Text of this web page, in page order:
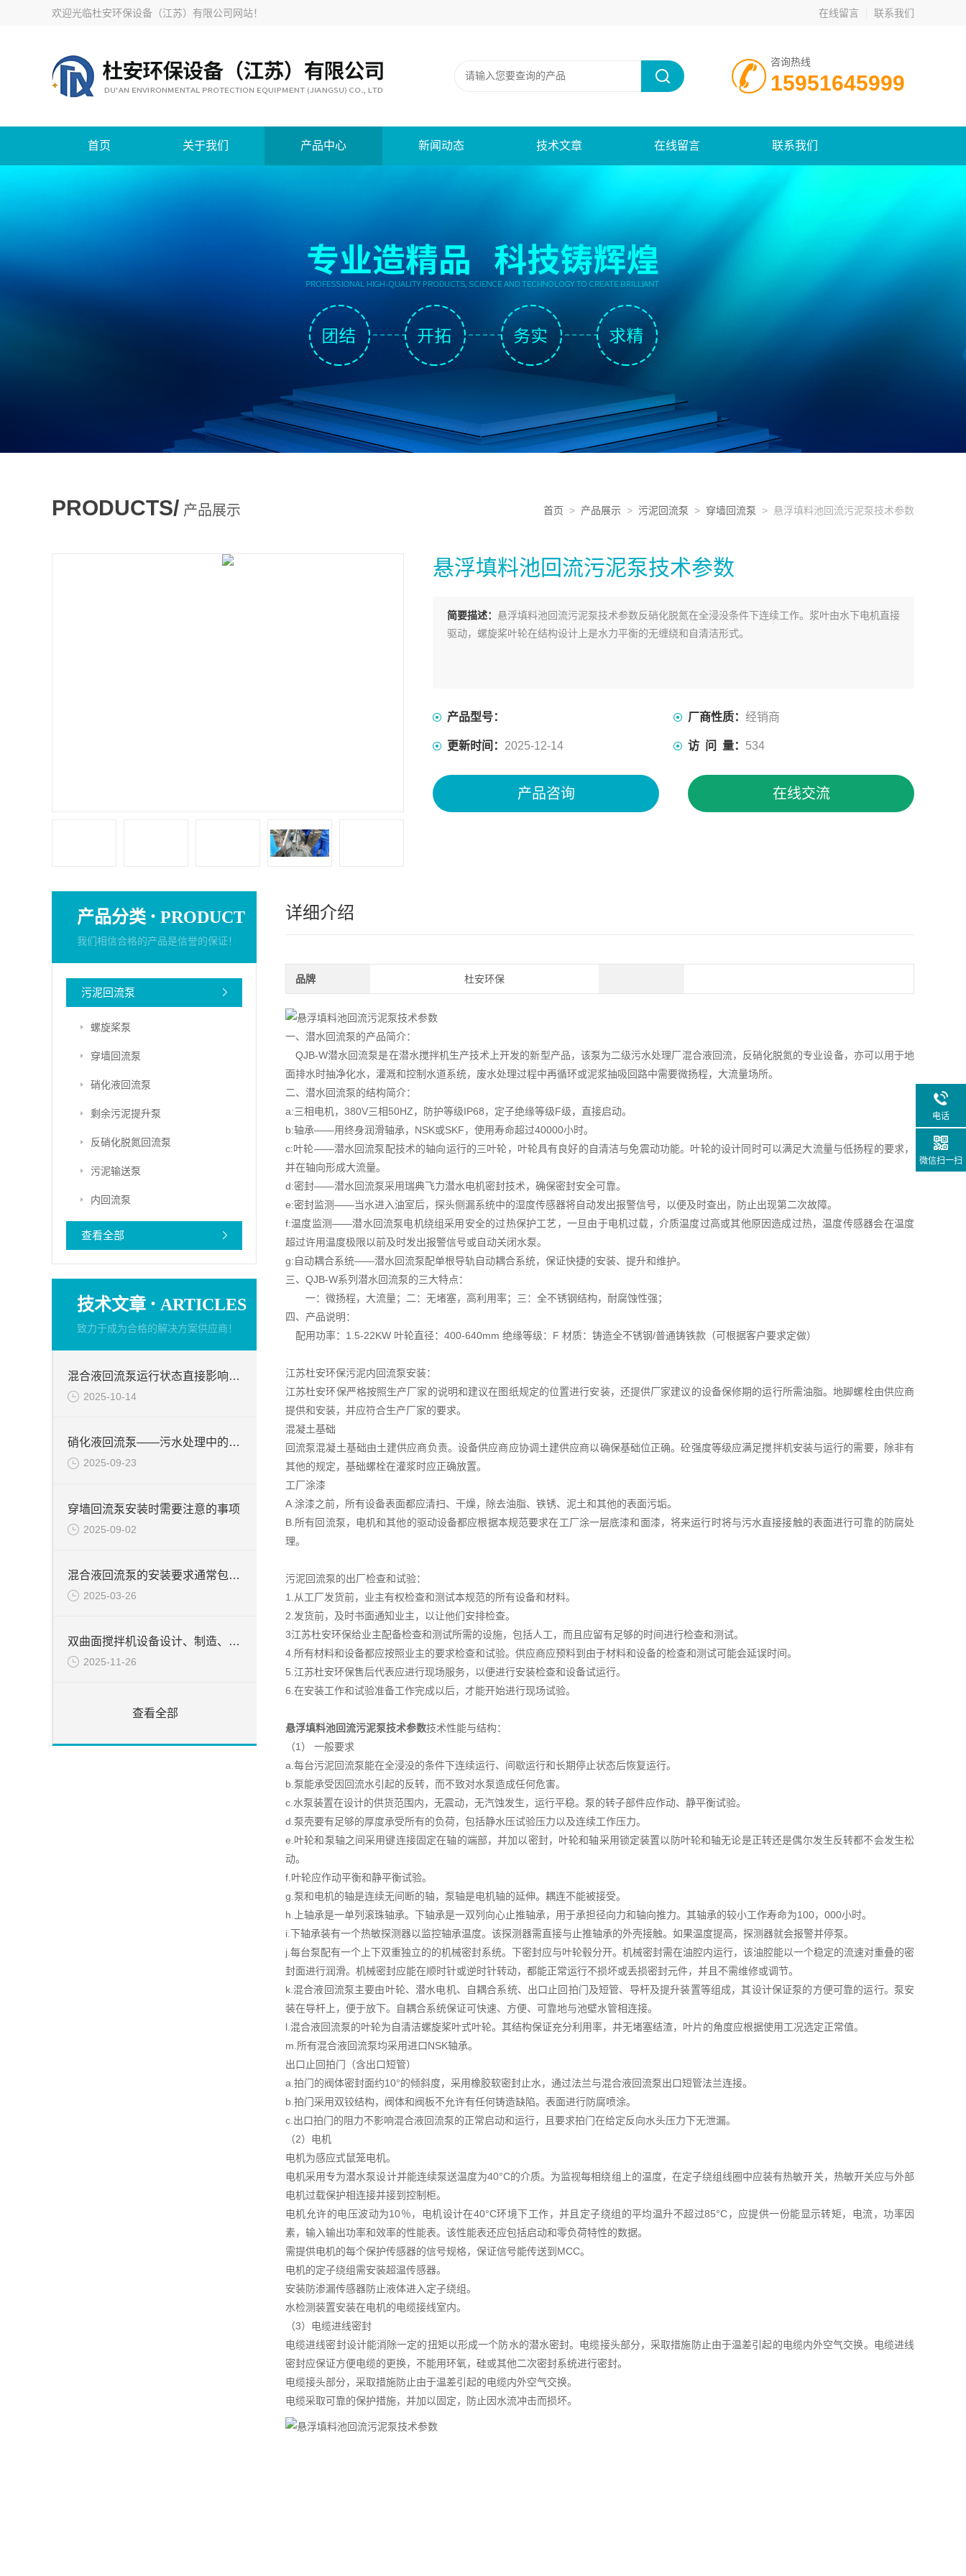
欢迎光临杜安环保设备（江苏）有限公司网站！ 在线留言 联系我们
咨询热线
15951645999
首页 关于我们 产品中心 新闻动态 技术文章 在线留言 联系我们
PRODUCTS/ 产品展示 首页 > 产品展示 > 污泥回流泵 > 穿墙回流泵 > 悬浮填料池回流污泥泵技术参数
悬浮填料池回流污泥泵技术参数
简要描述： 悬浮填料池回流污泥泵技术参数反硝化脱氮在全浸没条件下连续工作。浆叶由水下电机直接
驱动，螺旋桨叶轮在结构设计上是水力平衡的无缠绕和自清洁形式。
产品型号： 厂商性质： 经销商
更新时间： 2025-12-14 访 问 量： 534
产品咨询 在线交流
产品分类 · PRODUCT
我们相信合格的产品是信誉的保证！
污泥回流泵
螺旋桨泵
穿墙回流泵
硝化液回流泵
剩余污泥提升泵
反硝化脱氮回流泵
污泥输送泵
内回流泵
查看全部
技术文章 · ARTICLES
致力于成为合格的解决方案供应商！
混合液回流泵运行状态直接影响整个工艺流程的稳定性与效率
2025-10-14
硝化液回流泵——污水处理中的关键角色
2025-09-23
穿墙回流泵安装时需要注意的事项
2025-09-02
混合液回流泵的安装要求通常包括以下几个方面
2025-03-26
双曲面搅拌机设备设计、制造、检验所遵循的目录
2025-11-26
查看全部
详细介绍
品牌 杜安环保
一、潜水回流泵的产品简介：
QJB-W潜水回流泵是在潜水搅拌机生产技术上开发的新型产品，该泵为二级污水处理厂混合液回流，反硝化脱氮的专业设备，亦可以用于地
面排水时抽净化水，灌溉和控制水道系统，废水处理过程中再循环或泥浆抽吸回路中需要微扬程，大流量场所。
二、潜水回流泵的结构简介：
a:三相电机，380V三相50HZ，防护等级IP68，定子绝缘等级F级，直接启动。
b:轴承——用终身润滑轴承，NSK或SKF，使用寿命超过40000小时。
c:叶轮——潜水回流泵配技术的轴向运行的三叶轮，叶轮具有良好的自清洁与免震动功能。叶轮的设计同时可以满足大流量与低扬程的要求，
并在轴向形成大流量。
d:密封——潜水回流泵采用瑞典飞力潜水电机密封技术，确保密封安全可靠。
e:密封监测——当水进入油室后，探头侧漏系统中的湿度传感器将自动发出报警信号，以便及时查出，防止出现第二次故障。
f:温度监测——潜水回流泵电机绕组采用安全的过热保护工艺，一旦由于电机过载，介质温度过高或其他原因造成过热，温度传感器会在温度
超过许用温度极限以前及时发出报警信号或自动关闭水泵。
g:自动耦合系统——潜水回流泵配单根导轨自动耦合系统，保证快捷的安装、提升和维护。
三、QJB-W系列潜水回流泵的三大特点：
一：微扬程，大流量；二：无堵塞，高利用率；三：全不锈钢结构，耐腐蚀性强；
四、产品说明：
配用功率：1.5-22KW 叶轮直径：400-640mm 绝缘等级：F 材质：铸造全不锈钢/普通铸铁款（可根据客户要求定做）
江苏杜安环保污泥内回流泵安装：
江苏杜安环保严格按照生产厂家的说明和建议在图纸规定的位置进行安装，还提供厂家建议的设备保修期的运行所需油脂。地脚螺栓由供应商
提供和安装，并应符合生产厂家的要求。
混凝土基础
回流泵混凝土基础由土建供应商负责。设备供应商应协调土建供应商以确保基础位正确。砼强度等级应满足搅拌机安装与运行的需要，除非有
其他的规定，基础螺栓在灌浆时应正确放置。
工厂涂漆
A.涂漆之前，所有设备表面都应清扫、干燥，除去油脂、铁锈、泥土和其他的表面污垢。
B.所有回流泵，电机和其他的驱动设备都应根据本规范要求在工厂涂一层底漆和面漆，将来运行时将与污水直接接触的表面进行可靠的防腐处
理。
污泥回流泵的出厂检查和试验：
1.从工厂发货前，业主有权检查和测试本规范的所有设备和材料。
2.发货前，及时书面通知业主，以让他们安排检查。
3江苏杜安环保给业主配备检查和测试所需的设施，包括人工，而且应留有足够的时间进行检查和测试。
4.所有材料和设备都应按照业主的要求检查和试验。供应商应预料到由于材料和设备的检查和测试可能会延误时间。
5.江苏杜安环保售后代表应进行现场服务，以便进行安装检查和设备试运行。
6.在安装工作和试验准备工作完成以后，才能开始进行现场试验。
悬浮填料池回流污泥泵技术参数技术性能与结构：
（1） 一般要求
a.每台污泥回流泵能在全浸没的条件下连续运行、间歇运行和长期停止状态后恢复运行。
b.泵能承受因回流水引起的反转，而不致对水泵造成任何危害。
c.水泵装置在设计的供货范围内，无震动，无汽蚀发生，运行平稳。泵的转子部件应作动、静平衡试验。
d.泵壳要有足够的厚度承受所有的负荷，包括静水压试验压力以及连续工作压力。
e.叶轮和泵轴之间采用键连接固定在轴的端部，并加以密封，叶轮和轴采用锁定装置以防叶轮和轴无论是正转还是偶尔发生反转都不会发生松
动。
f.叶轮应作动平衡和静平衡试验。
g.泵和电机的轴是连续无间断的轴，泵轴是电机轴的延伸。耦连不能被接受。
h.上轴承是一单列滚珠轴承。下轴承是一双列向心止推轴承，用于承担径向力和轴向推力。其轴承的较小工作寿命为100，000小时。
i.下轴承装有一个热敏探测器以监控轴承温度。该探测器需直接与止推轴承的外壳接触。如果温度提高，探测器就会报警并停泵。
j.每台泵配有一个上下双重独立的的机械密封系统。下密封应与叶轮毂分开。机械密封需在油腔内运行，该油腔能以一个稳定的流速对重叠的密
封面进行润滑。机械密封应能在顺时针或逆时针转动，都能正常运行不损坏或丢损密封元件，并且不需维修或调节。
k.混合液回流泵主要由叶轮、潜水电机、自耦合系统、出口止回拍门及短管、导杆及提升装置等组成，其设计保证泵的方便可靠的运行。泵安
装在导杆上，便于放下。自耦合系统保证可快速、方便、可靠地与池壁水管相连接。
l.混合液回流泵的叶轮为自清洁螺旋桨叶式叶轮。其结构保证充分利用率，并无堵塞结渣，叶片的角度应根据使用工况选定正常值。
m.所有混合液回流泵均采用进口NSK轴承。
出口止回拍门（含出口短管）
a.拍门的阀体密封面约10°的倾斜度，采用橡胶软密封止水，通过法兰与混合液回流泵出口短管法兰连接。
b.拍门采用双铰结构，阀体和阀板不允许有任何铸造缺陷。表面进行防腐喷涂。
c.出口拍门的阻力不影响混合液回流泵的正常启动和运行，且要求拍门在给定反向水头压力下无泄漏。
（2）电机
电机为感应式鼠笼电机。
电机采用专为潜水泵设计并能连续泵送温度为40°C的介质。为监视每相绕组上的温度，在定子绕组线圈中应装有热敏开关，热敏开关应与外部
电机过载保护相连接并接到控制柜。
电机允许的电压波动为10％，电机设计在40°C环境下工作，并且定子绕组的平均温升不超过85°C，应提供一份能显示转矩，电流，功率因
素，输入输出功率和效率的性能表。该性能表还应包括启动和零负荷特性的数据。
需提供电机的每个保护传感器的信号规格，保证信号能传送到MCC。
电机的定子绕组需安装超温传感器。
安装防渗漏传感器防止液体进入定子绕组。
水检测装置安装在电机的电缆接线室内。
（3）电缆进线密封
电缆进线密封设计能消除一定的扭矩以形成一个防水的潜水密封。电缆接头部分，采取措施防止由于温差引起的电缆内外空气交换。电缆进线
密封应保证方便电缆的更换，不能用环氧，硅或其他二次密封系统进行密封。
电缆接头部分，采取措施防止由于温差引起的电缆内外空气交换。
电缆采取可靠的保护措施，并加以固定，防止因水流冲击而损坏。
电话
微信扫一扫